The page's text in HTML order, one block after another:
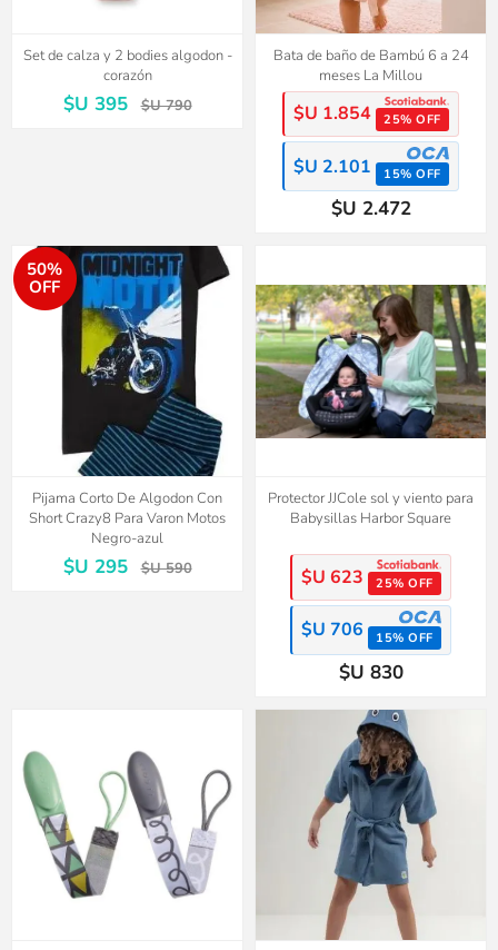
Set de calza y 2 bodies algodon -
corazón
$U 395 $U 790
Bata de baño de Bambú 6 a 24
meses La Millou
$U 1.854 25% OFF
$U 2.101 15% OFF
$U 2.472
50%
OFF
Pijama Corto De Algodon Con
Short Crazy8 Para Varon Motos
Negro-azul
$U 295 $U 590
Protector JJCole sol y viento para
Babysillas Harbor Square
$U 623 25% OFF
$U 706 15% OFF
$U 830